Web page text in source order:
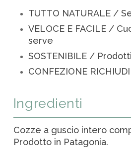
TUTTO NATURALE /
VELOCE E FACILE /
serve
SOSTENIBILE /
CONFEZIONE
Ingredienti
Cozze a guscio intero
Prodotto in Patagonia.